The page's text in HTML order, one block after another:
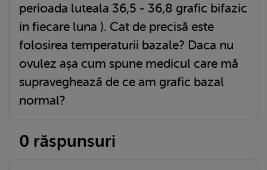
perioada luteala 36,5 - 36,8 grafic bifazic
in fiecare luna ). Cat de precisă este
folosirea temperaturii bazale? Daca nu
ovulez așa cum spune medicul care mă
supraveghează de ce am grafic bazal
normal?
0 răspunsuri